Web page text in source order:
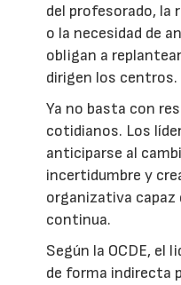
del profesorado, la
o la necesidad de
obligan a
dirigen los centros.
Ya no basta con
cotidianos. Los
anticiparse al
incertidumbre y
organizativa capaz
continua.
Según la OCDE, el
de forma indirecta